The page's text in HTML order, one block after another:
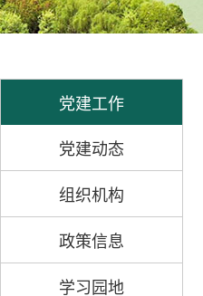
党建工作
党建动态
组织机构
政策信息
学习园地